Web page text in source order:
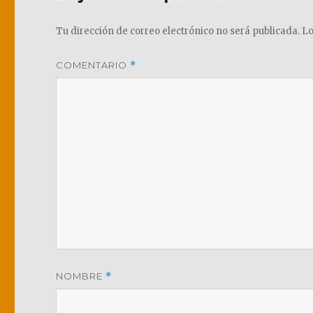
Tu dirección de correo electrónico no será publicada.
COMENTARIO *
NOMBRE *